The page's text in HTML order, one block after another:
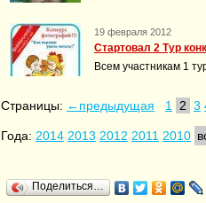
19 февраля 2012
Стартовал 2 Тур
Всем участникам 1
Страницы: ←предыдущая 1 2 3
Года: 2014 2013 2012 2011 2010
Поделиться…